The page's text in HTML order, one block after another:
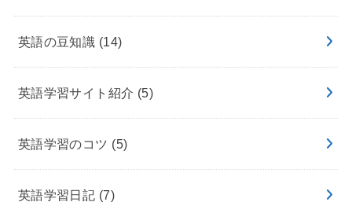
英語の豆知識 (14)
英語学習サイト紹介 (5)
英語学習のコツ (5)
英語学習日記 (7)